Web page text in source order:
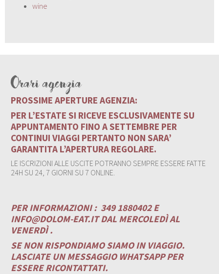
wine
Orari agenzia
PROSSIME APERTURE AGENZIA:
PER L’ESTATE SI RICEVE ESCLUSIVAMENTE SU
APPUNTAMENTO FINO A SETTEMBRE PER
CONTINUI VIAGGI PERTANTO NON SARA’
GARANTITA L’APERTURA REGOLARE.
LE ISCRIZIONI ALLE USCITE POTRANNO SEMPRE ESSERE FATTE
24H SU 24, 7 GIORNI SU 7 ONLINE.
PER INFORMAZIONI : 349 1880402 E
INFO@DOLOM-EAT.ITDAL MERCOLEDÌ AL
VENERDÌ .
SE NON RISPONDIAMO SIAMO IN VIAGGIO.
LASCIATE UN MESSAGGIO WHATSAPP PER
ESSERE RICONTATTATI.